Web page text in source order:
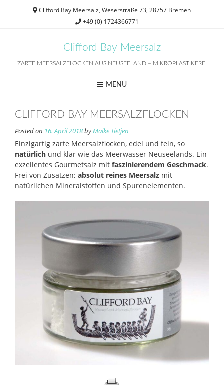
Clifford Bay Meersalz, Weserstraße 73, 28757 Bremen
+49 (0) 1724366771
Clifford Bay Meersalz
ZARTE MEERSALZFLOCKEN AUS NEUSEELAND – MIKROPLASTIKFREI
MENU
CLIFFORD BAY MEERSALZFLOCKEN
Posted on 16. April 2018byMaike Tietjen
Einzigartig zarte Meersalzflocken, edel und fein, so
natürlich und klar wie das Meerwasser Neuseelands. Ein
exzellentes Gourmetsalz mit faszinierendem Geschmack.
Frei von Zusätzen; absolut reines Meersalz mit
natürlichen Mineralstoffen und Spurenelementen.